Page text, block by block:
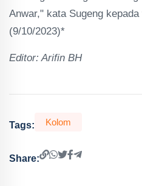
Anwar," kata Sugeng
(9/10/2023)*
Editor: Arifin BH
Tags: Kolom
Share: